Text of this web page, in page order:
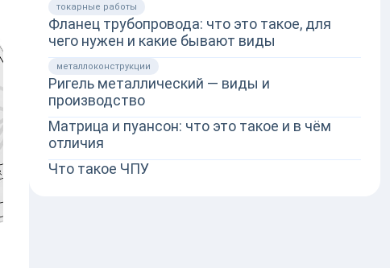
токарные работы
Фланец трубопровода: что это такое, для
чего нужен и какие бывают виды
металлоконструкции
Ригель металлический — виды и
производство
Матрица и пуансон: что это такое и в чём
отличия
Что такое ЧПУ